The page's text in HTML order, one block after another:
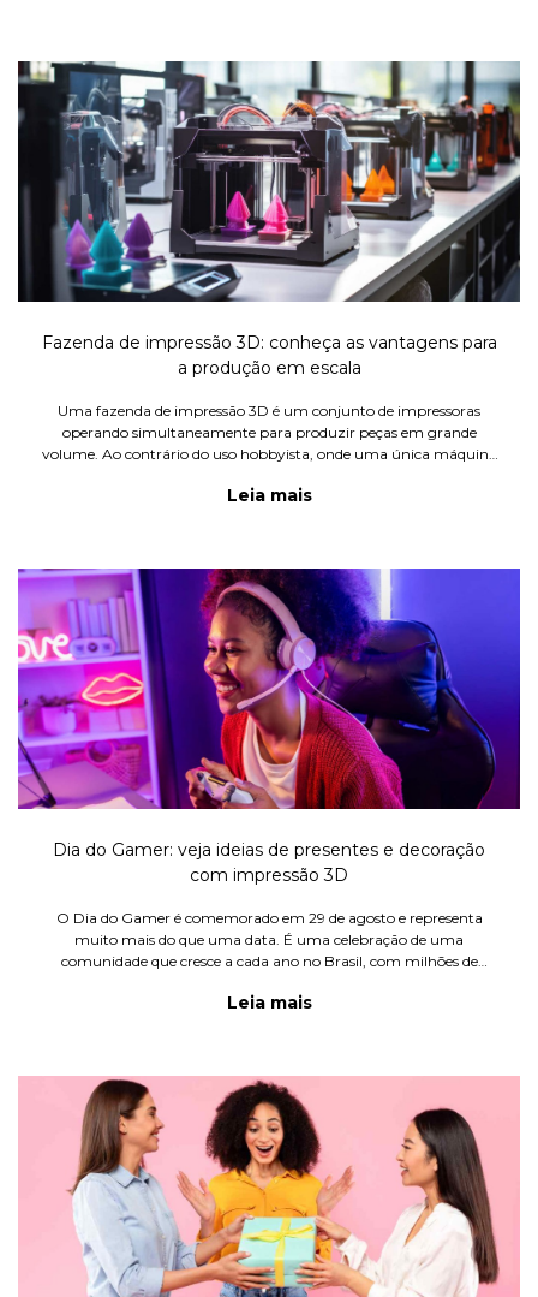
Fazenda de impressão 3D: conheça as vantagens para
a produção em escala
Uma fazenda de impressão 3D é um conjunto de impressoras
operando simultaneamente para produzir peças em grande
volume. Ao contrário do uso hobbyista, onde uma única máquina
negócio rea
Leia mais
Dia do Gamer: veja ideias de presentes e decoração
com impressão 3D
O Dia do Gamer é comemorado em 29 de agosto e representa
muito mais do que uma data. É uma celebração de uma
comunidade que cresce a cada ano no Brasil, com milhões de
marcantes e setups cada
Leia mais